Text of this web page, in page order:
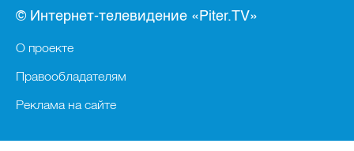
© Интернет-телевидение «Piter.TV»
О проекте
Правообладателям
Реклама на сайте